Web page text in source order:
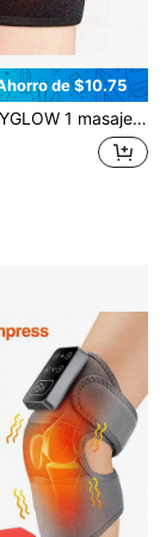
de $10.75
por USB, dispositivo de terapia térmica y calefacción eléctrica, almohadillas de carga y calefacción para las rodillas hechas de fibra de carbono